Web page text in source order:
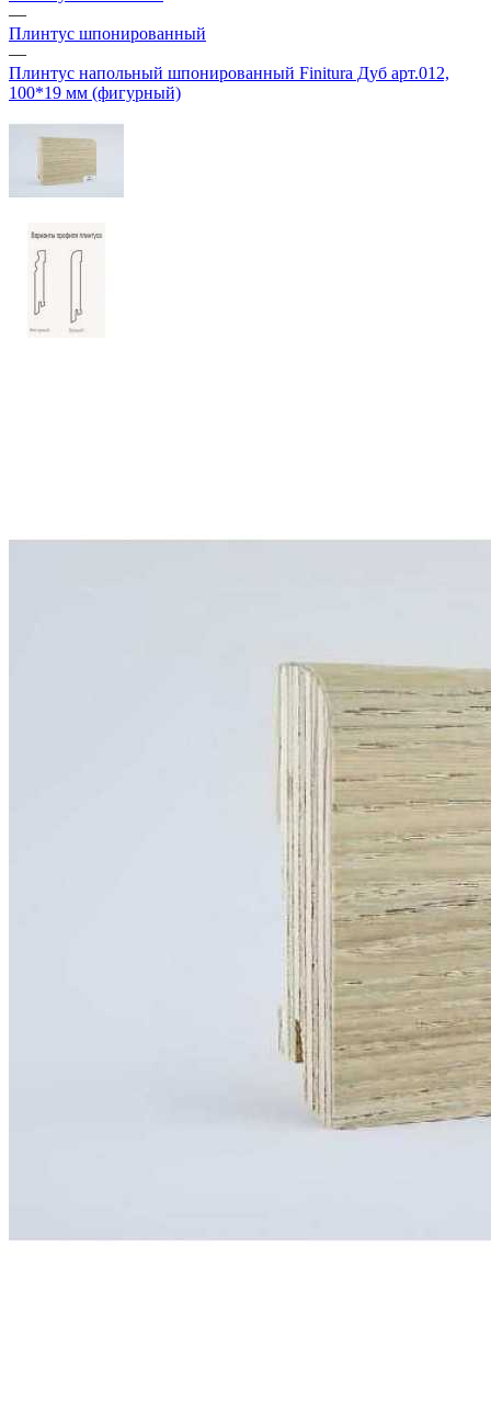
—
Плинтус шпонированный
—
Плинтус напольный шпонированный Finitura Дуб арт.012,
100*19 мм (фигурный)